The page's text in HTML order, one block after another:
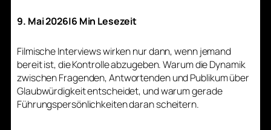
9. Mai 2026|6 Min Lesezeit
Filmische Interviews wirken nur dann, wenn jemand
bereit ist, die Kontrolle abzugeben. Warum die Dynamik
zwischen Fragenden, Antwortenden und Publikum über
Glaubwürdigkeit entscheidet, und warum gerade
Führungspersönlichkeiten daran scheitern.